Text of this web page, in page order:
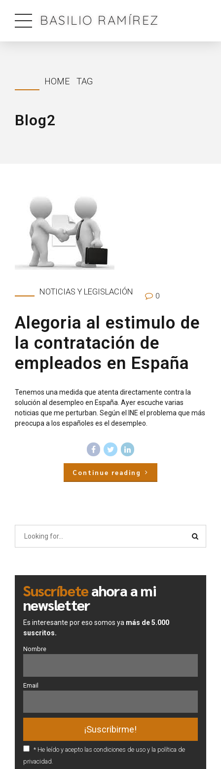
BASILIO RAMÍREZ
HOME TAG
Blog2
NOTICIAS Y LEGISLACIÓN 0
Alegoria al estimulo de
la contratación de
empleados en España
Tenemos una medida que atenta directamente contra la
solución al desempleo en España. Ayer escuche varias
noticias que me perturban. Según el INE el problema que más
preocupa a los españoles es el desempleo.
Continue reading
Suscríbeteahora a mi
newsletter
Es interesante por eso somos ya más de 5.000
suscritos.
Nombre
Email
* He leído y acepto las condiciones de uso y la política de
privacidad.